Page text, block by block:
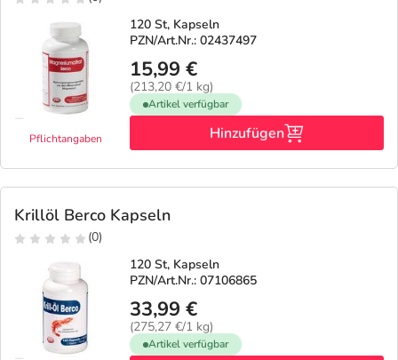
Pflichtangaben
120 St, Kapseln
PZN/Art.Nr.: 02437497
15,99 €
(213,20 €/1 kg)
Artikel verfügbar
Hinzufügen
Krillöl Berco Kapseln
(0)
120 St, Kapseln
PZN/Art.Nr.: 07106865
33,99 €
(275,27 €/1 kg)
Artikel verfügbar